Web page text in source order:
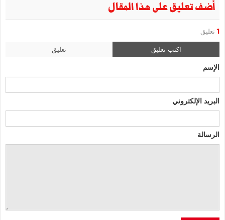
أضف تعليق على هذا المقال
1 تعليق
اكتب تعليق تعليق
الإسم
البريد الإلكتروني
الرسالة